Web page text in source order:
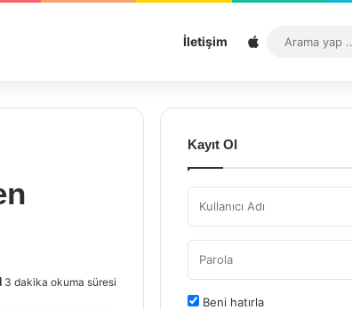
İletişim Sitemap
3 dakika okuma süresi
Kayıt Ol
Beni hatırla